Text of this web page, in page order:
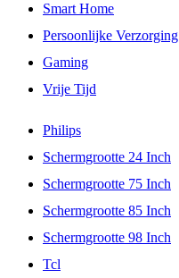
Smart Home
Persoonlijke Verzorging
Gaming
Vrije Tijd
Philips
Schermgrootte 24 Inch
Schermgrootte 75 Inch
Schermgrootte 85 Inch
Schermgrootte 98 Inch
Tcl